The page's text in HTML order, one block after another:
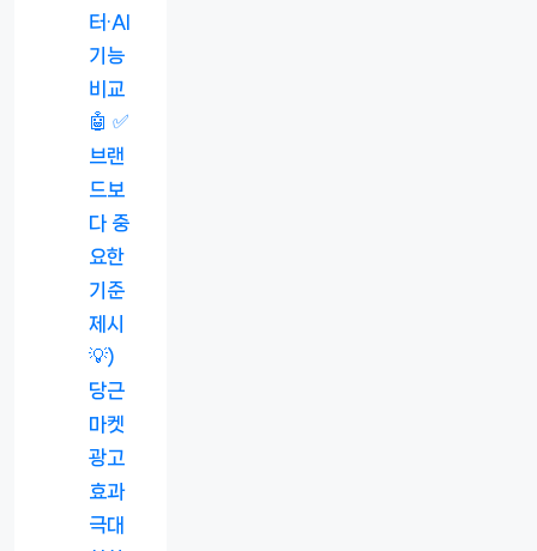
터·AI
기능
비교
🤖 ✅
브랜
드보
다 중
요한
기준
제시
💡)
당근
마켓
광고
효과
극대